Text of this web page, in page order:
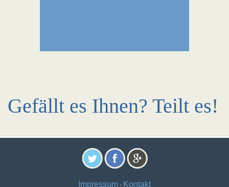
Gefällt es Ihnen? Teilt es!
Impressum - Kontakt